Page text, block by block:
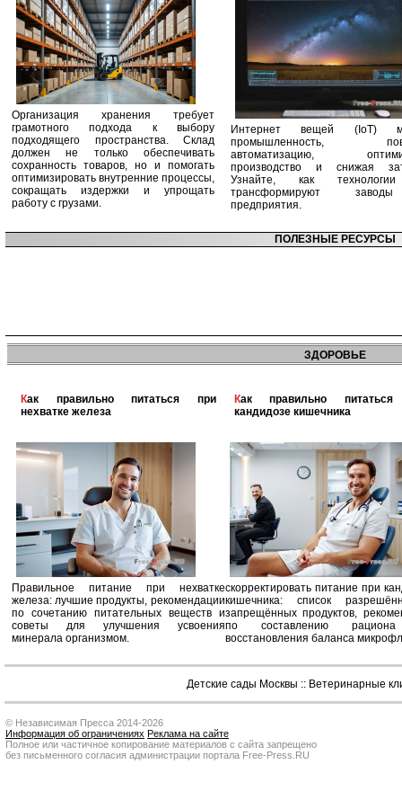
Организация хранения требует
грамотного подхода к выбору
подходящего пространства. Склад
должен не только обеспечивать
сохранность товаров, но и помогать
оптимизировать внутренние процессы,
сокращать издержки и упрощать
работу с грузами.
Интернет вещей (IoT)
промышленность,
автоматизацию,
производство и снижая
Узнайте, как
трансформируют
предприятия.
ПОЛЕЗНЫЕ РЕСУРСЫ
ЗДОРОВЬЕ
Как правильно питаться при
нехватке железа
Правильное питание при нехватке
железа: лучшие продукты, рекомендации
по сочетанию питательных веществ и
советы для улучшения усвоения
минерала организмом.
Как правильно питаться при
кандидозе кишечника
скорректировать питание при
кишечника: список
запрещённых продуктов,
по составлению
восстановления баланса
Детские сады Москвы :: Ветеринарные
© Независимая Пресса 2014-2026
Информация об ограничениях Реклама на сайте
Полное или частичное копирование материалов с сайта запрещено
без письменного согласия администрации портала Free-Press.RU